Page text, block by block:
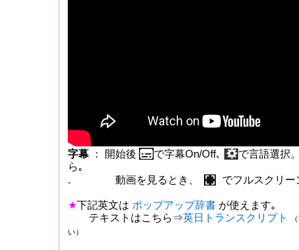
字幕： 開始後 で字幕On/Off､
で言語選択
ら｡
. 動画を見るとき、
でフルスクリー
★下記英文は ポップアップ辞書が使えます｡
テキストはこちら⇒英日トランスクリプト
い）